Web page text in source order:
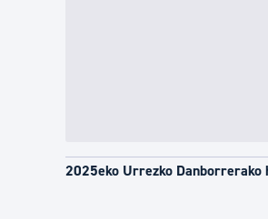
2025eko Urrezko Danborrerako